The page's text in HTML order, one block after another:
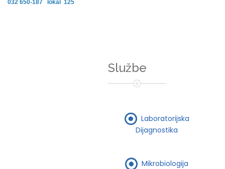
032 650-187 lokal 125
Službe
Laboratorijska
Dijagnostika
Mikrobiologija